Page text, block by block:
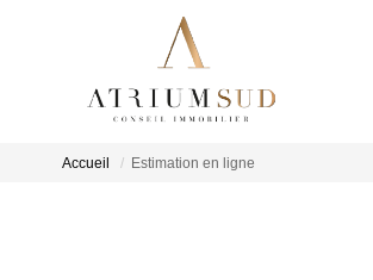
Accueil Estimation en ligne